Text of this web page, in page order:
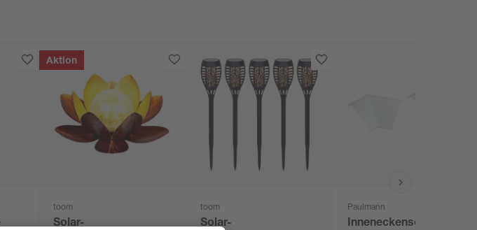
Aktion
toom
Solar-
toom
Solar-
Paulmann
Inneneckenset 'Delta